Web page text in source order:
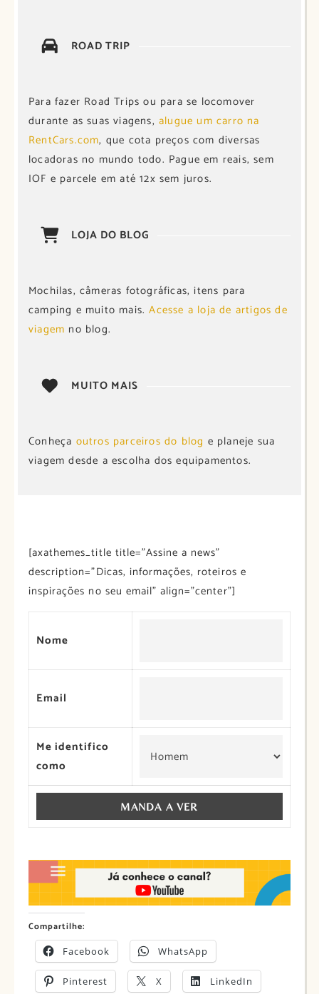
ROAD TRIP
Para fazer Road Trips ou para se locomover
durante as suas viagens, alugue um carro na
RentCars.com, que cota preços com diversas
locadoras no mundo todo. Pague em reais, sem
IOF e parcele em até 12x sem juros.
LOJA DO BLOG
Mochilas, câmeras fotográficas, itens para
camping e muito mais.Acesse a loja de artigos de
viagem no blog.
MUITO MAIS
Conheça outros parceiros do blog e planeje sua
viagem desde a escolha dos equipamentos.
[axathemes_title title=”Assine a news”
description=”Dicas, informações, roteiros e
inspirações no seu email” align=”center”]
Nome
Email
Me identifico
como
Compartilhe:
Facebook WhatsApp
Pinterest X LinkedIn